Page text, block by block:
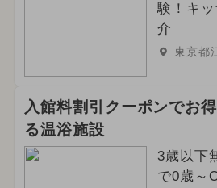
験！キ
介
東京都
入館料割引クーポンでお
る温浴施設
3歳以下
で0歳～